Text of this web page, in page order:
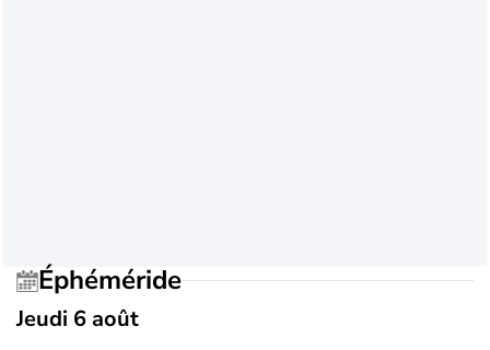
Éphéméride
Jeudi 6 août